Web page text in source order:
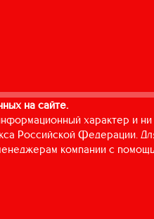
на сайте.
характер и
Российской Федерации.
компании с